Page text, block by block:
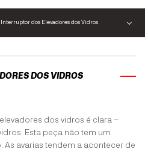
Interruptor dos Elevadores dos Vidros
DOS VIDROS
dos vidros é clara –
Esta peça não tem um
avarias tendem a acontecer de